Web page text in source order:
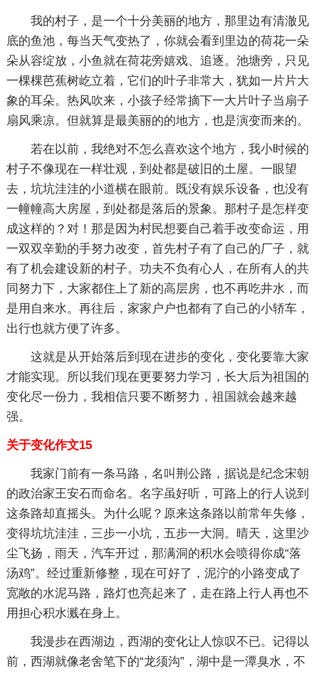
我的村子，是一个十分美丽的地方，那里边有清澈见
底的鱼池，每当天气变热了，你就会看到里边的荷花一朵
朵从容绽放，小鱼就在荷花旁嬉戏、追逐。池塘旁，只见
一棵棵芭蕉树屹立着，它们的叶子非常大，犹如一片片大
象的耳朵。热风吹来，小孩子经常摘下一大片叶子当扇子
扇风乘凉。但就算是最美丽的的地方，也是演变而来的。
若在以前，我绝对不怎么喜欢这个地方，我小时候的
村子不像现在一样壮观，到处都是破旧的土屋。一眼望
去，坑坑洼洼的小道横在眼前。既没有娱乐设备，也没有
一幢幢高大房屋，到处都是落后的景象。那村子是怎样变
成这样的？对！那是因为村民想要自己着手改变命运，用
一双双辛勤的手努力改变，首先村子有了自己的厂子，就
有了机会建设新的村子。功夫不负有心人，在所有人的共
同努力下，大家都住上了新的高层房，也不再吃井水，而
是用自来水。再往后，家家户户也都有了自己的小轿车，
出行也就方便了许多。
这就是从开始落后到现在进步的变化，变化要靠大家
才能实现。所以我们现在更要努力学习，长大后为祖国的
变化尽一份力，我相信只要不断努力，祖国就会越来越
强。
关于变化作文15
我家门前有一条马路，名叫荆公路，据说是纪念宋朝
的政治家王安石而命名。名字虽好听，可路上的行人说到
这条路却直摇头。为什么呢？原来这条路以前常年失修，
变得坑坑洼洼，三步一小坑，五步一大洞。晴天，这里沙
尘飞扬，雨天，汽车开过，那满洞的积水会喷得你成“落
汤鸡”。经过重新修整，现在可好了，泥泞的小路变成了
宽敞的水泥马路，路灯也亮起来了，走在路上行人再也不
用担心积水溅在身上。
我漫步在西湖边，西湖的变化让人惊叹不已。记得以
前，西湖就像老舍笔下的“龙须沟”，湖中是一潭臭水，不